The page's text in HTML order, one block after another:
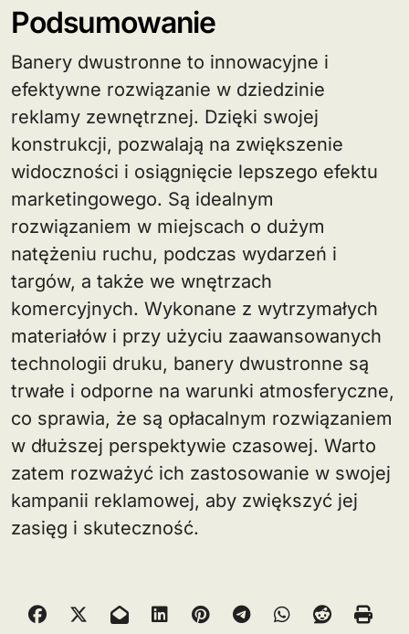
Podsumowanie
Banery dwustronne to innowacyjne i
efektywne rozwiązanie w dziedzinie
reklamy zewnętrznej. Dzięki swojej
konstrukcji, pozwalają na zwiększenie
widoczności i osiągnięcie lepszego efektu
marketingowego. Są idealnym
rozwiązaniem w miejscach o dużym
natężeniu ruchu, podczas wydarzeń i
targów, a także we wnętrzach
komercyjnych. Wykonane z wytrzymałych
materiałów i przy użyciu zaawansowanych
technologii druku, banery dwustronne są
trwałe i odporne na warunki atmosferyczne,
co sprawia, że są opłacalnym rozwiązaniem
w dłuższej perspektywie czasowej. Warto
zatem rozważyć ich zastosowanie w swojej
kampanii reklamowej, aby zwiększyć jej
zasięg i skuteczność.